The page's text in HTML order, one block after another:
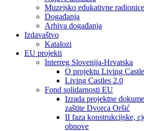
Muzejsko edukativne radionice
Događanja
Arhiva događanja
Izdavaštvo
Katalozi
EU projekti
Interreg Slovenija-Hrvatska
O projektu Living
Living Castles 2.0
Fond solidarnosti EU
Izrada projektne
zaštite Dvorca Oršić
II faza konstrukcijske,
obnove